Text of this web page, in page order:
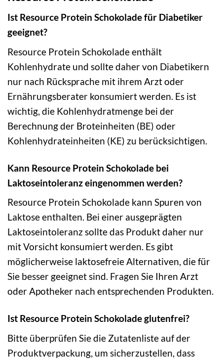
Ist Resource Protein Schokolade für Diabetiker
geeignet?
Resource Protein Schokolade enthält
Kohlenhydrate und sollte daher von Diabetikern
nur nach Rücksprache mit ihrem Arzt oder
Ernährungsberater konsumiert werden. Es ist
wichtig, die Kohlenhydratmenge bei der
Berechnung der Broteinheiten (BE) oder
Kohlenhydrateinheiten (KE) zu berücksichtigen.
Kann Resource Protein Schokolade bei
Laktoseintoleranz eingenommen werden?
Resource Protein Schokolade kann Spuren von
Laktose enthalten. Bei einer ausgeprägten
Laktoseintoleranz sollte das Produkt daher nur
mit Vorsicht konsumiert werden. Es gibt
möglicherweise laktosefreie Alternativen, die für
Sie besser geeignet sind. Fragen Sie Ihren Arzt
oder Apotheker nach entsprechenden Produkten.
Ist Resource Protein Schokolade glutenfrei?
Bitte überprüfen Sie die Zutatenliste auf der
Produktverpackung, um sicherzustellen, dass